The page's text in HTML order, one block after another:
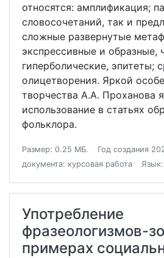
относятся: амплификация;
словосочетаний, так и
сложные развернутые
экспрессивные и образные,
гиперболические, эпитеты;
олицетворения. Яркой
творчества А.А. Проханова
использование в статьях
фольклора.
Размер: 0.25 МБ. Год создания
документа: курсовая работа
Употребление
фразеологизмов-
примерах